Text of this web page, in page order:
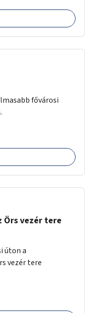
pedig helyszíni
hulladékgyűjtők,
fővárosi
Örs vezér tere
úton a
vezér tere